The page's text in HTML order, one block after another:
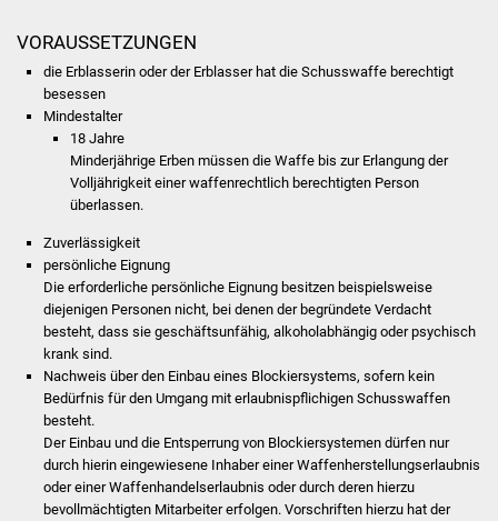
Bildung
Kindergärten
Volkshochschule
Soziale Einrichtungen
Kirchen
Lokale Agenda
Jugendhaus
VORAUSSETZUNGEN
die Erblasserin oder der Erblasser hat die Schusswaffe berechtigt
besessen
Mindestalter
18 Jahre
Minderjährige Erben müssen die Waffe bis zur Erlangung der
Volljährigkeit einer waffenrechtlich berechtigten Person
überlassen.
Zuverlässigkeit
persönliche Eignung
Die erforderliche persönliche Eignung besitzen beispielsweise
diejenigen Personen nicht, bei denen der begründete Verdacht
besteht, dass sie geschäftsunfähig, alkoholabhängig oder psychisch
krank sind.
Nachweis über den Einbau eines Blockiersystems, sofern kein
Bedürfnis für den Umgang mit erlaubnispflichigen Schusswaffen
besteht.
DerEinbau und die Entsperrung von Blockiersystemen dürfen nur
durch hierin eingewiesene Inhaber einer Waffenherstellungserlaubnis
oder einer Waffenhandelserlaubnis oder durch deren hierzu
bevollmächtigten Mitarbeiter erfolgen. Vorschriften hierzu hat der